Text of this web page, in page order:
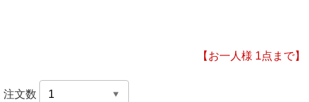
【お一人様 1点まで】
注文数